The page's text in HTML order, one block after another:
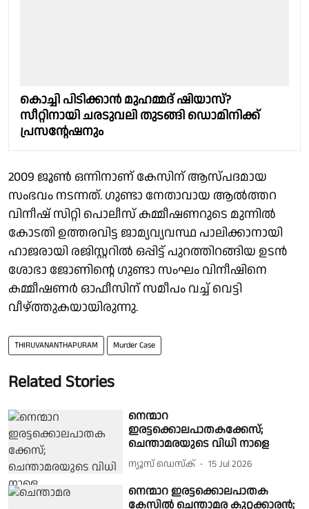
കൊച്ചി പിടിക്കാൻ മുഹമ്മദ് ഷിയാസ്?
സീറ്റിനായി ചരടുവലി തുടങ്ങി ഡൊമിനിക്ക്
പ്രസൻ്റേഷനും
2009 ജൂൺ ഒന്നിനാണ് കേസിന് ആസ്പദമായ
സംഭവം നടന്നത്. ഗുണ്ടാ നേതാവായ ആല്‍ത്തറ
വിനീഷ് സിറ്റി പൊലീസ് കമ്മീഷണറുടെ മുന്നില്‍
കോടതി ഉത്തരവിട്ട ജാമ്യവ്യവസ്ഥ പാലിക്കാനായി
ഹാജരായി രജിസ്റ്ററില്‍ ഒപ്പിട്ട് പുറത്തിറങ്ങിയ ഉടന്‍
ശോഭാ ജോണിൻ്റെ ഗുണ്ടാ സംഘം വിനീഷിനെ
കമ്മീഷണർ ഓഫീസിന് സമീപം വച്ച് വെട്ടി
വീഴ്‌ത്തുകയായിരുന്നു.
THIRUVANANTHAPURAM Murder Case
Related Stories
നെന്മാറ
ഇരട്ടക്കൊലപാതകക്കേസ്;
ചെന്താമരയുടെ വിധി നാളെ
ന്യൂസ് ഡെസ്ക് 15 Jul 2026
നെന്മാറ ഇരട്ടക്കൊലപാതക
കേസിൽ ചെന്താമര കുറ്റക്കാരൻ;